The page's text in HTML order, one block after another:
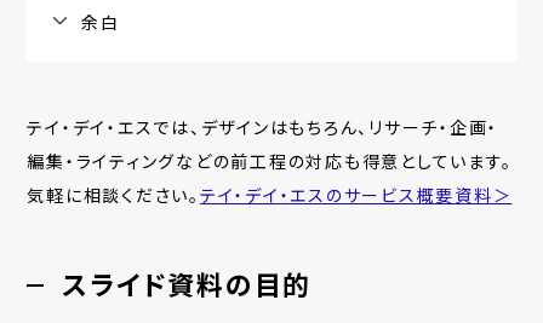
余白
テイ・デイ・エスでは、デザインはもちろん、リサーチ・企画・
編集・ライティングなどの前工程の対応も得意としています。
気軽に相談ください。 テイ・デイ・エスのサービス概要資料＞
スライド資料の目的